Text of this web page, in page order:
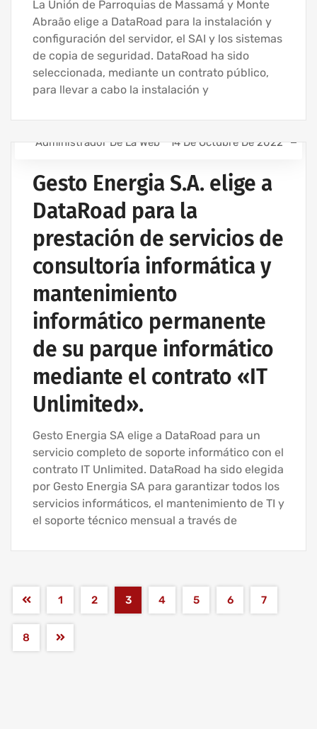
La Unión de Parroquias de Massamá y Monte
Abraão elige a DataRoad para la instalación y
configuración del servidor, el SAI y los sistemas
de copia de seguridad. DataRoad ha sido
seleccionada, mediante un contrato público,
para llevar a cabo la instalación y
CONTRATO DE SERVICIOS INFORMÁTICOS
EMPRESA DE ASISTENCIA INFORMÁTICA | SERVICIOS
MANTENIMIENTO INFORMÁTICO PARA EMPRESAS
Administrador De La Web 14 De Octubre De 2022
Gesto Energia S.A. elige a
DataRoad para la
prestación de servicios de
consultoría informática y
mantenimiento
informático permanente
de su parque informático
mediante el contrato «IT
Unlimited».
Gesto Energia SA elige a DataRoad para un
servicio completo de soporte informático con el
contrato IT Unlimited. DataRoad ha sido elegida
por Gesto Energia SA para garantizar todos los
servicios informáticos, el mantenimiento de TI y
el soporte técnico mensual a través de
1 2 3 4 5 6 7
8